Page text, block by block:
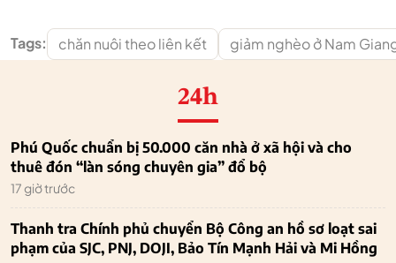
Tags: chăn nuôi theo liên kết giảm nghèo ở Nam
24h
Phú Quốc chuẩn bị 50.000 căn nhà ở xã hội và cho
thuê đón “làn sóng chuyên gia” đổ bộ
17 giờ trước
Thanh tra Chính phủ chuyển Bộ Công an hồ sơ loạt sai
phạm của SJC, PNJ, DOJI, Bảo Tín Mạnh Hải và Mi Hồng